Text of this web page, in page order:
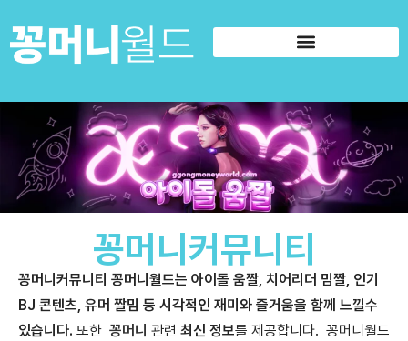
꽁머니커뮤니티
꽁머니커뮤니티 꽁머니월드는 아이돌 움짤, 치어리더 밈짤, 인기
BJ 콘텐츠, 유머 짤밈 등 시각적인 재미와 즐거움을 함께 느낄수
있습니다. 또한 꽁머니 관련 최신 정보를 제공합니다. 꽁머니월드